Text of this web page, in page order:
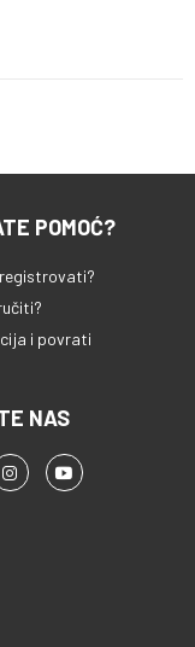
POMOĆ?
i povrati
NAS